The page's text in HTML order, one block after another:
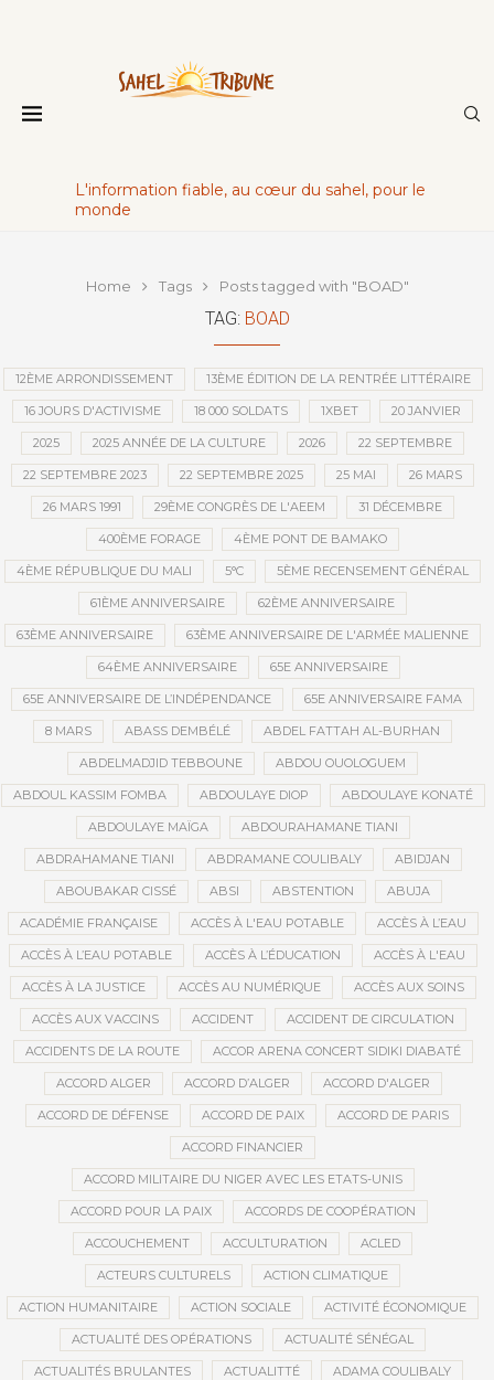
L'information fiable, au cœur du sahel, pour le
monde
Home Tags Posts tagged with "BOAD"
TAG: BOAD
12ÈME ARRONDISSEMENT 13ÈME ÉDITION DE LA RENTRÉE LITTÉRAIRE
16 JOURS D'ACTIVISME 18 000 SOLDATS 1XBET 20 JANVIER
2025 2025 ANNÉE DE LA CULTURE 2026 22 SEPTEMBRE
22 SEPTEMBRE 2023 22 SEPTEMBRE 2025 25 MAI 26 MARS
26 MARS 1991 29ÈME CONGRÈS DE L'AEEM 31 DÉCEMBRE
400ÈME FORAGE 4ÈME PONT DE BAMAKO
4ÈME RÉPUBLIQUE DU MALI 5°C 5ÈME RECENSEMENT GÉNÉRAL
61ÈME ANNIVERSAIRE 62ÈME ANNIVERSAIRE
63ÈME ANNIVERSAIRE 63ÈME ANNIVERSAIRE DE L'ARMÉE MALIENNE
64ÈME ANNIVERSAIRE 65E ANNIVERSAIRE
65E ANNIVERSAIRE DE L’INDÉPENDANCE 65E ANNIVERSAIRE FAMA
8 MARS ABASS DEMBÉLÉ ABDEL FATTAH AL-BURHAN
ABDELMADJID TEBBOUNE ABDOU OUOLOGUEM
ABDOUL KASSIM FOMBA ABDOULAYE DIOP ABDOULAYE KONATÉ
ABDOULAYE MAÏGA ABDOURAHAMANE TIANI
ABDRAHAMANE TIANI ABDRAMANE COULIBALY ABIDJAN
ABOUBAKAR CISSÉ ABSI ABSTENTION ABUJA
ACADÉMIE FRANÇAISE ACCÈS À L'EAU POTABLE ACCÈS À L’EAU
ACCÈS À L’EAU POTABLE ACCÈS À L’ÉDUCATION ACCÈS À L'EAU
ACCÈS À LA JUSTICE ACCÈS AU NUMÉRIQUE ACCÈS AUX SOINS
ACCÈS AUX VACCINS ACCIDENT ACCIDENT DE CIRCULATION
ACCIDENTS DE LA ROUTE ACCOR ARENA CONCERT SIDIKI DIABATÉ
ACCORD ALGER ACCORD D’ALGER ACCORD D'ALGER
ACCORD DE DÉFENSE ACCORD DE PAIX ACCORD DE PARIS
ACCORD FINANCIER
ACCORD MILITAIRE DU NIGER AVEC LES ETATS-UNIS
ACCORD POUR LA PAIX ACCORDS DE COOPÉRATION
ACCOUCHEMENT ACCULTURATION ACLED
ACTEURS CULTURELS ACTION CLIMATIQUE
ACTION HUMANITAIRE ACTION SOCIALE ACTIVITÉ ÉCONOMIQUE
ACTUALITÉ DES OPÉRATIONS ACTUALITÉ SÉNÉGAL
ACTUALITÉS BRULANTES ACTUALITTÉ ADAMA COULIBALY